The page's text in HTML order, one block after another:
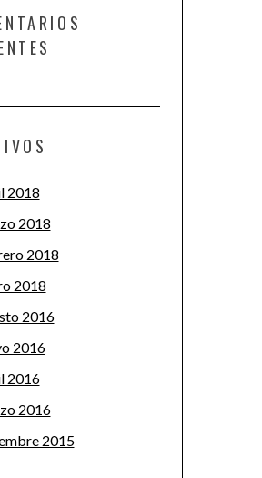
2018
2018
2018
2018
2016
2016
2016
2016
2015